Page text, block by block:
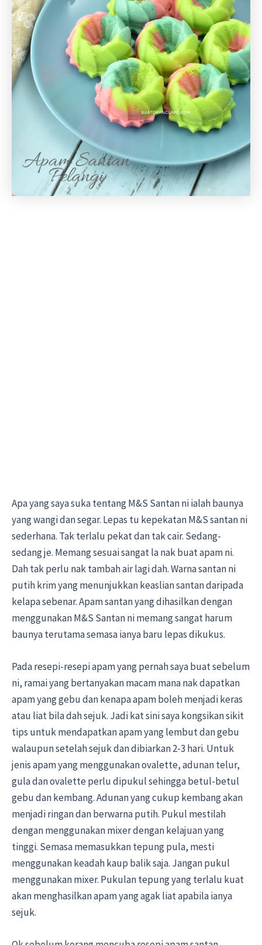
Apa yang saya suka tentang M&S Santan ni ialah baunya
yang wangi dan segar. Lepas tu kepekatan M&S santan ni
sederhana. Tak terlalu pekat dan tak cair. Sedang-
sedang je. Memang sesuai sangat la nak buat apam ni.
Dah tak perlu nak tambah air lagi dah. Warna santan ni
putih krim yang menunjukkan keaslian santan daripada
kelapa sebenar. Apam santan yang dihasilkan dengan
menggunakan M&S Santan ni memang sangat harum
baunya terutama semasa ianya baru lepas dikukus.
Pada resepi-resepi apam yang pernah saya buat sebelum
ni, ramai yang bertanyakan macam mana nak dapatkan
apam yang gebu dan kenapa apam boleh menjadi keras
atau liat bila dah sejuk. Jadi kat sini saya kongsikan sikit
tips untuk mendapatkan apam yang lembut dan gebu
walaupun setelah sejuk dan dibiarkan 2-3 hari. Untuk
jenis apam yang menggunakan ovalette, adunan telur,
gula dan ovalette perlu dipukul sehingga betul-betul
gebu dan kembang. Adunan yang cukup kembang akan
menjadi ringan dan berwarna putih. Pukul mestilah
dengan menggunakan mixer dengan kelajuan yang
tinggi. Semasa memasukkan tepung pula, mesti
menggunakan keadah kaup balik saja. Jangan pukul
menggunakan mixer. Pukulan tepung yang terlalu kuat
akan menghasilkan apam yang agak liat apabila ianya
sejuk.